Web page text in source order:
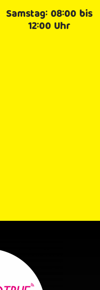
Samstag: 08:00 bis
12:00 Uhr